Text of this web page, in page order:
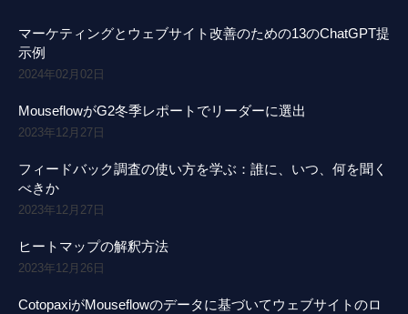
マーケティングとウェブサイト改善のための13のChatGPT提
示例
2024年02月02日
MouseflowがG2冬季レポートでリーダーに選出
2023年12月27日
フィードバック調査の使い方を学ぶ：誰に、いつ、何を聞く
べきか
2023年12月27日
ヒートマップの解釈方法
2023年12月26日
CotopaxiがMouseflowのデータに基づいてウェブサイトのロ